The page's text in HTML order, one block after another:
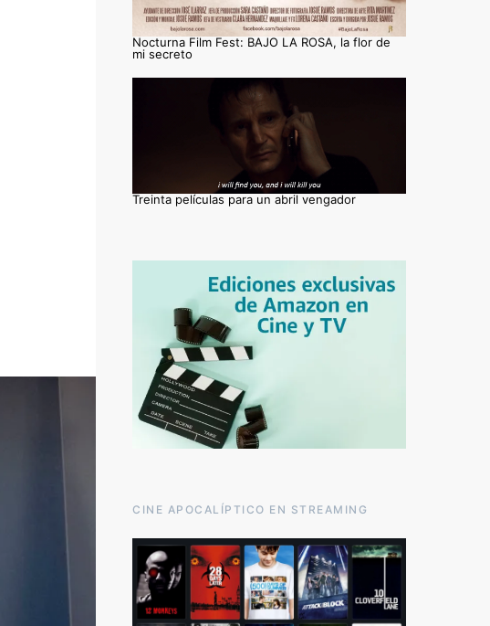
Nocturna Film Fest: BAJO LA ROSA, la flor de
mi secreto
Treinta películas para un abril vengador
CINE APOCALÍPTICO EN STREAMING